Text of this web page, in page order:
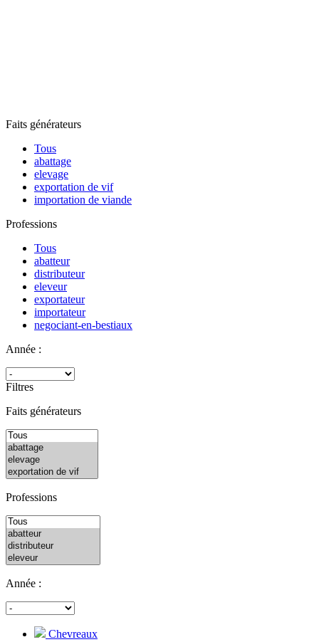
Faits générateurs
Tous
abattage
elevage
exportation de vif
importation de viande
Professions
Tous
abatteur
distributeur
eleveur
exportateur
importateur
negociant-en-bestiaux
Année :
Filtres
Faits générateurs
Professions
Année :
Chevreaux